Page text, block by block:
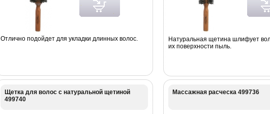
Отлично подойдет для укладки длинных волос.
Натуральная щетина шлифует
их поверхности пыль.
Щетка для волос с натуральной щетиной
499740
Массажная расческа 499736